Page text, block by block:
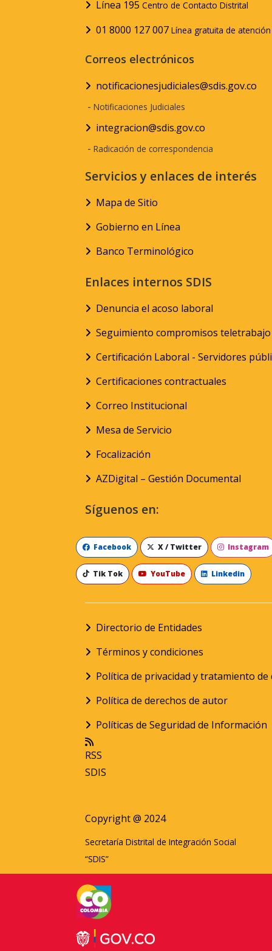
Línea 195 Centro de Contacto Distrital
01 8000 127 007 Línea gratuita de
Correos electrónicos
notificacionesjudiciales@sdis.gov.co
- Notificaciones Judiciales
integracion@sdis.gov.co
- Radicación de correspondencia
Servicios y enlaces de interés
Mapa de Sitio
Gobierno en Línea
Banco Terminológico
Enlaces internos SDIS
Denuncia el acoso laboral
Seguimiento compromisos teletrabajo
Certificación Laboral - Servidores
Certificaciones contractuales
Correo Institucional
Mesa de Servicio
Focalización
AZDigital – Gestión Documental
Síguenos en:
Facebook X / Twitter Instagram
Tik Tok YouTube Linkedin
Directorio de Entidades
Términos y condiciones
Política de privacidad y tratamiento
Política de derechos de autor
Políticas de Seguridad de Información
RSS
SDIS
Copyright @ 2024
Secretaría Distrital de Integración Social
“SDIS”